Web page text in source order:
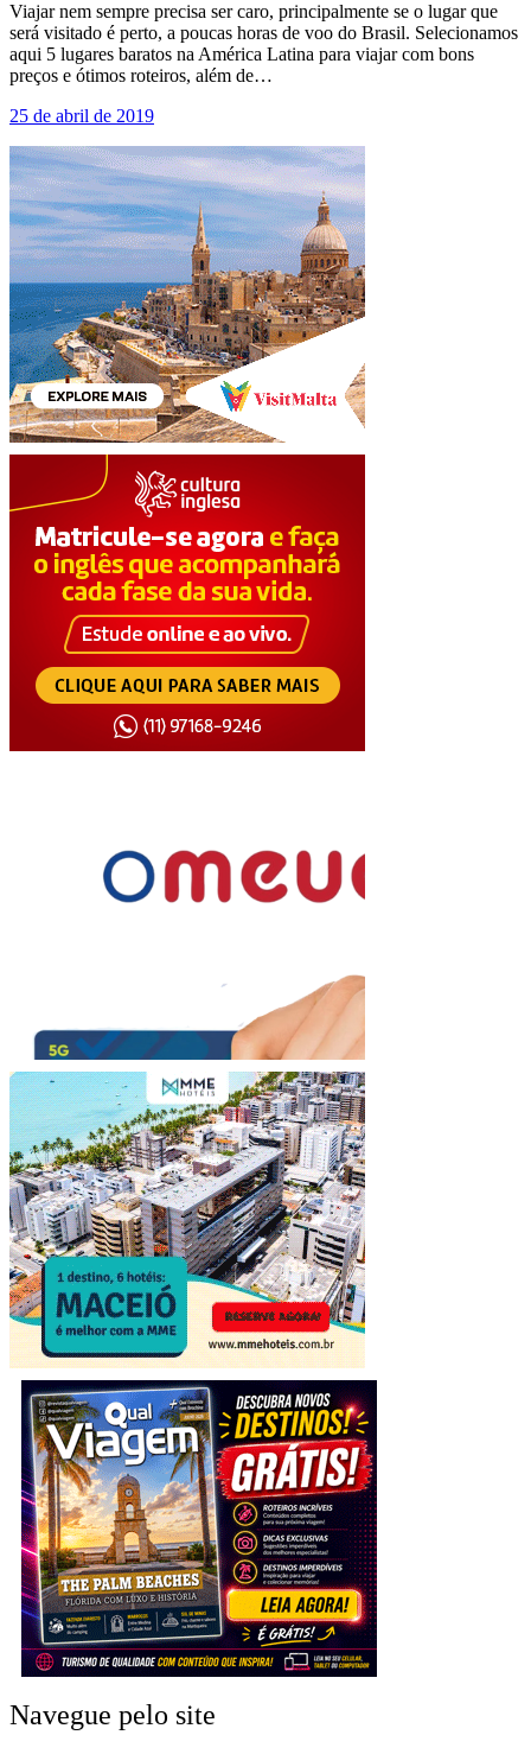
Viajar nem sempre precisa ser caro, principalmente se o lugar que
será visitado é perto, a poucas horas de voo do Brasil. Selecionamos
aqui 5 lugares baratos na América Latina para viajar com bons
preços e ótimos roteiros, além de…
25 de abril de 2019
Navegue pelo site